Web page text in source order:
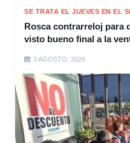
SE TRATA EL JUEVES EN EL
Rosca contrarreloj para
visto bueno final a la
3 AGOSTO, 2026